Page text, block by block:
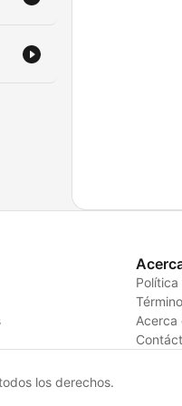
Acerca
los derechos.